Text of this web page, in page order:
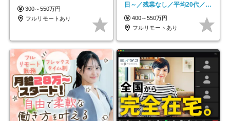
300～550万円
フルリモートあり
日～／残業なし／平均20代／リ
モートOK
400～550万円
フルリモートあり